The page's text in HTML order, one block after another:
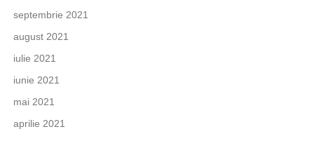
septembrie 2021
august 2021
iulie 2021
iunie 2021
mai 2021
aprilie 2021